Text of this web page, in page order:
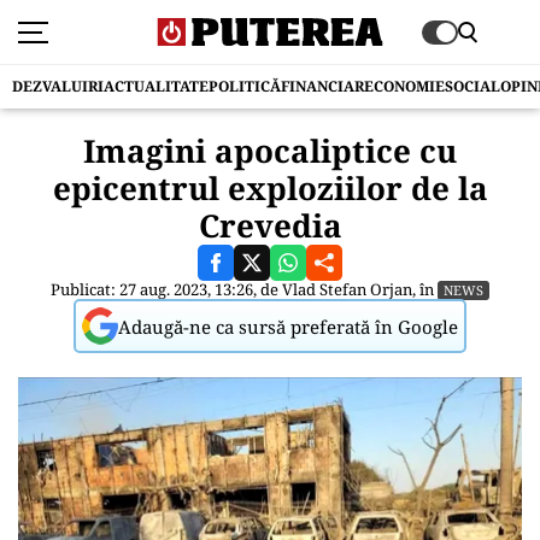
DEZVALUIRIACTUALITATEPOLITICĂFINANCIARECONOMIESOCIAL
Imagini apocaliptice cu
epicentrul exploziilor de la
Crevedia
Publicat: 27 aug. 2023, 13:26, deVlad Stefan Orjan, în NEWS
Adaugă-ne ca sursă preferată în Google